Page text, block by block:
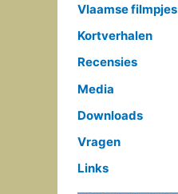
Vlaamse filmpjes
Kortverhalen
Recensies
Media
Downloads
Vragen
Links